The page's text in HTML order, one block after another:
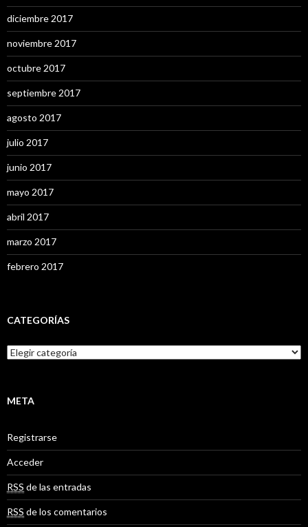
diciembre 2017
noviembre 2017
octubre 2017
septiembre 2017
agosto 2017
julio 2017
junio 2017
mayo 2017
abril 2017
marzo 2017
febrero 2017
CATEGORÍAS
C
a
g
í
a
s
META
Registrarse
Acceder
RSS de las entradas
RSS de los comentarios